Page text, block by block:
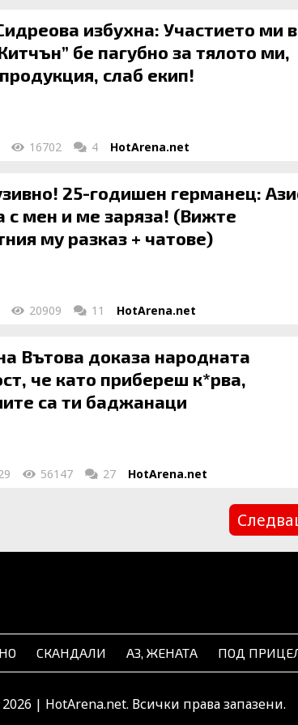
избухна: Участието ми в
за тялото ми,
слаб екип!
16702 4 HotArena.net
25-годишен германец:
с мен и ме заряза! (Вижте
му разказ + чатове)
20909 11 HotArena.net
Вътова доказа народната
че като прибереш к*рва,
са ти баджанаци
56147 27 HotArena.net
СКАНДАЛИ АЗ, ЖЕНАТА ПОД
| HotArena.net. Всички права запазени.